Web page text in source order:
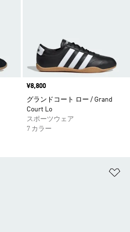
価格
¥8,800
グランドコート ロー / Grand
Court Lo
スポーツウェア
7 カラー